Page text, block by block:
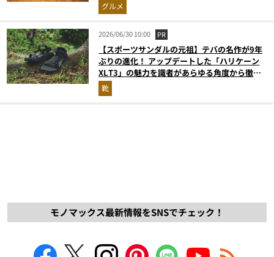
グルメ
2026/06/30 10:00 PR
【スポーツサンダルの元祖】テバの名作が9年
ぶりの進化！ アップデートした「ハリケーン
XLT3」の魅力を識者があらゆる角度から徹底
解説！
靴
モノマックス最新情報をSNSでチェック！